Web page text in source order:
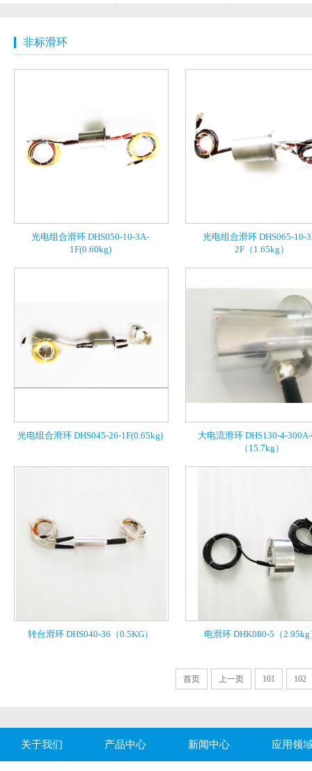
非标滑环
光电组合滑环 DHS050-10-3A-
1F(0.60kg)
光电组合滑环 DHS065-10-
2F（1.65kg）
光电组合滑环 DHS045-26-1F(0.65kg)
大电流滑环 DHS130-4-
（15.7kg）
转台滑环 DHS040-36（0.5KG） 电滑环 DHK080-5（
首页 上一页 101 102
关于我们 产品中心 新闻中心 应用领